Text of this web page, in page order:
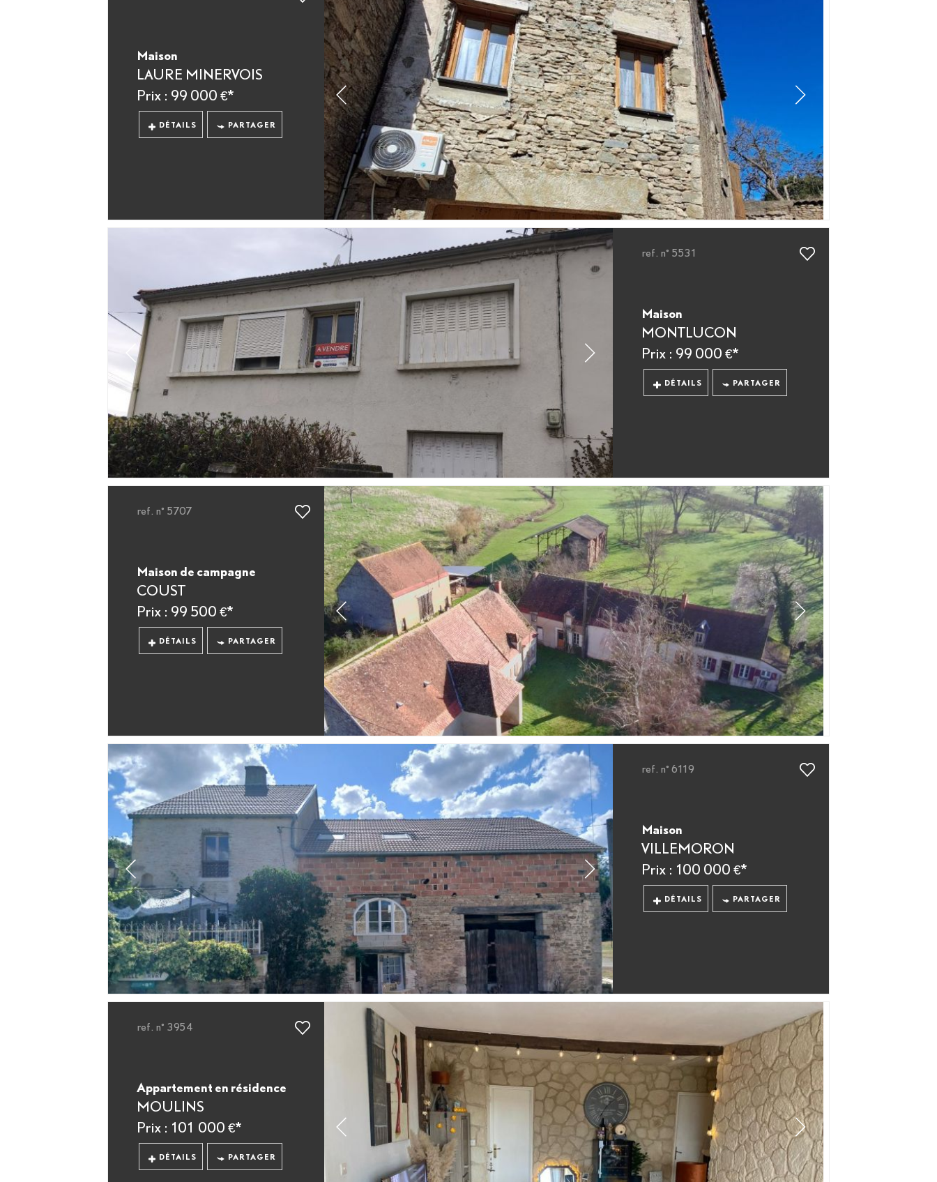
Maison
LAURE MINERVOIS
Prix : 99 000 €*
DÉTAILS PARTAGER
ref. n° 5531
Maison
MONTLUCON
Prix : 99 000 €*
DÉTAILS PARTAGER
ref. n° 5707
Maison de campagne
COUST
Prix : 99 500 €*
DÉTAILS PARTAGER
ref. n° 6119
Maison
VILLEMORON
Prix : 100 000 €*
DÉTAILS PARTAGER
ref. n° 3954
Appartement en résidence
MOULINS
Prix : 101 000 €*
DÉTAILS PARTAGER